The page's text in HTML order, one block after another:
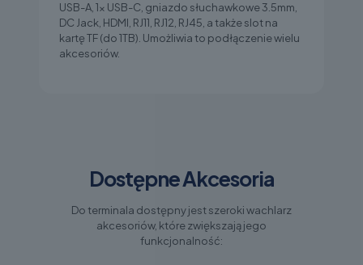
USB-A, 1x USB-C, gniazdo słuchawkowe 3.5mm,
DC Jack, HDMI, RJ11, RJ12, RJ45, a także slot na
kartę TF (do 1TB). Umożliwia to podłączenie wielu
akcesoriów.
Dostępne Akcesoria
Do terminala dostępny jest szeroki wachlarz
akcesoriów, które zwiększają jego
funkcjonalność: